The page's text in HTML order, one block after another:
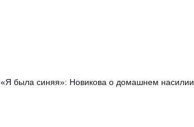
«Я была синяя»: Новикова о домашнем насилии